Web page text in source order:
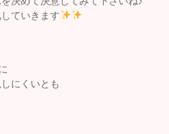
ていきます
にくいとも